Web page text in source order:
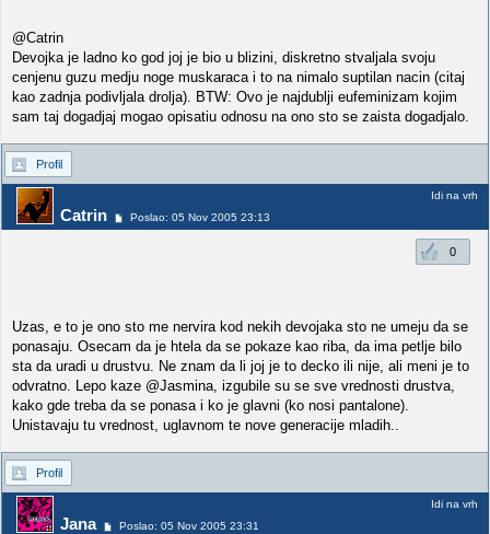
@Catrin
Devojka je ladno ko god joj je bio u blizini, diskretno stvaljala svoju
cenjenu guzu medju noge muskaraca i to na nimalo suptilan nacin (citaj
kao zadnja podivljala drolja). BTW: Ovo je najdublji eufeminizam kojim
sam taj dogadjaj mogao opisatiu odnosu na ono sto se zaista dogadjalo.
Profil
Catrin Poslao: 05 Nov 2005 23:13
Idi na vrh
0
Uzas, e to je ono sto me nervira kod nekih devojaka sto ne umeju da se
ponasaju. Osecam da je htela da se pokaze kao riba, da ima petlje bilo
sta da uradi u drustvu. Ne znam da li joj je to decko ili nije, ali meni je to
odvratno. Lepo kaze @Jasmina, izgubile su se sve vrednosti drustva,
kako gde treba da se ponasa i ko je glavni (ko nosi pantalone).
Unistavaju tu vrednost, uglavnom te nove generacije mladih..
Profil
Jana Poslao: 05 Nov 2005 23:31
Idi na vrh